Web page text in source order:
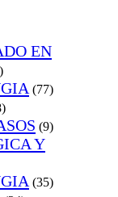
EN
(77)
(9)
Y
(35)